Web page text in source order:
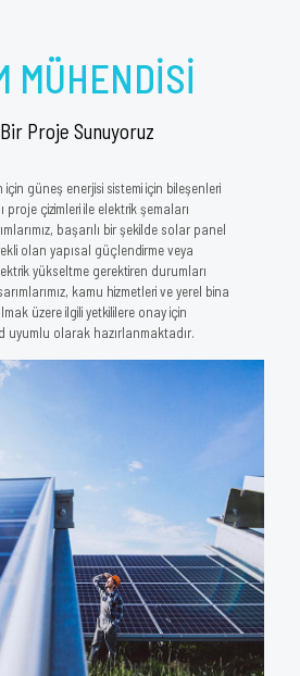
MÜHENDİSİ
Proje Sunuyoruz
için güneş enerjisi sistemi için bileşenleri
proje çizimleri ile elektrik şemaları
başarılı bir şekilde solar panel
olan yapısal güçlendirme veya
yükseltme gerektiren durumları
kamu hizmetleri ve yerel bina
üzere ilgili yetkililere onay için
uyumlu olarak hazırlanmaktadır.